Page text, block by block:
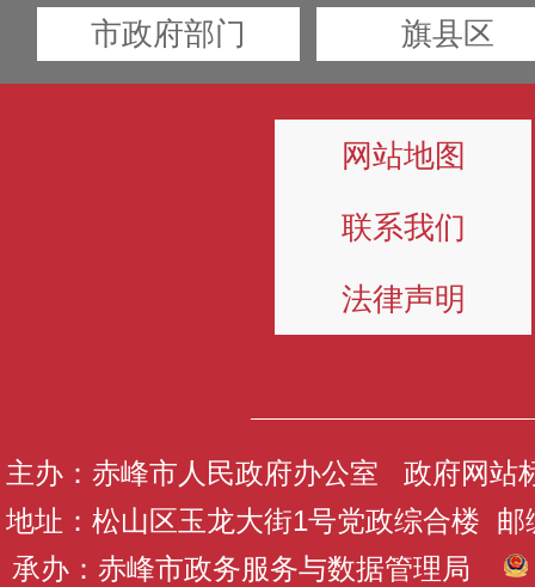
市政府部门 旗县区
网站地图
联系我们
法律声明
主办：赤峰市人民政府办公室 政府网站
地址：松山区玉龙大街1号党政综合楼 邮
承办：赤峰市政务服务与数据管理局